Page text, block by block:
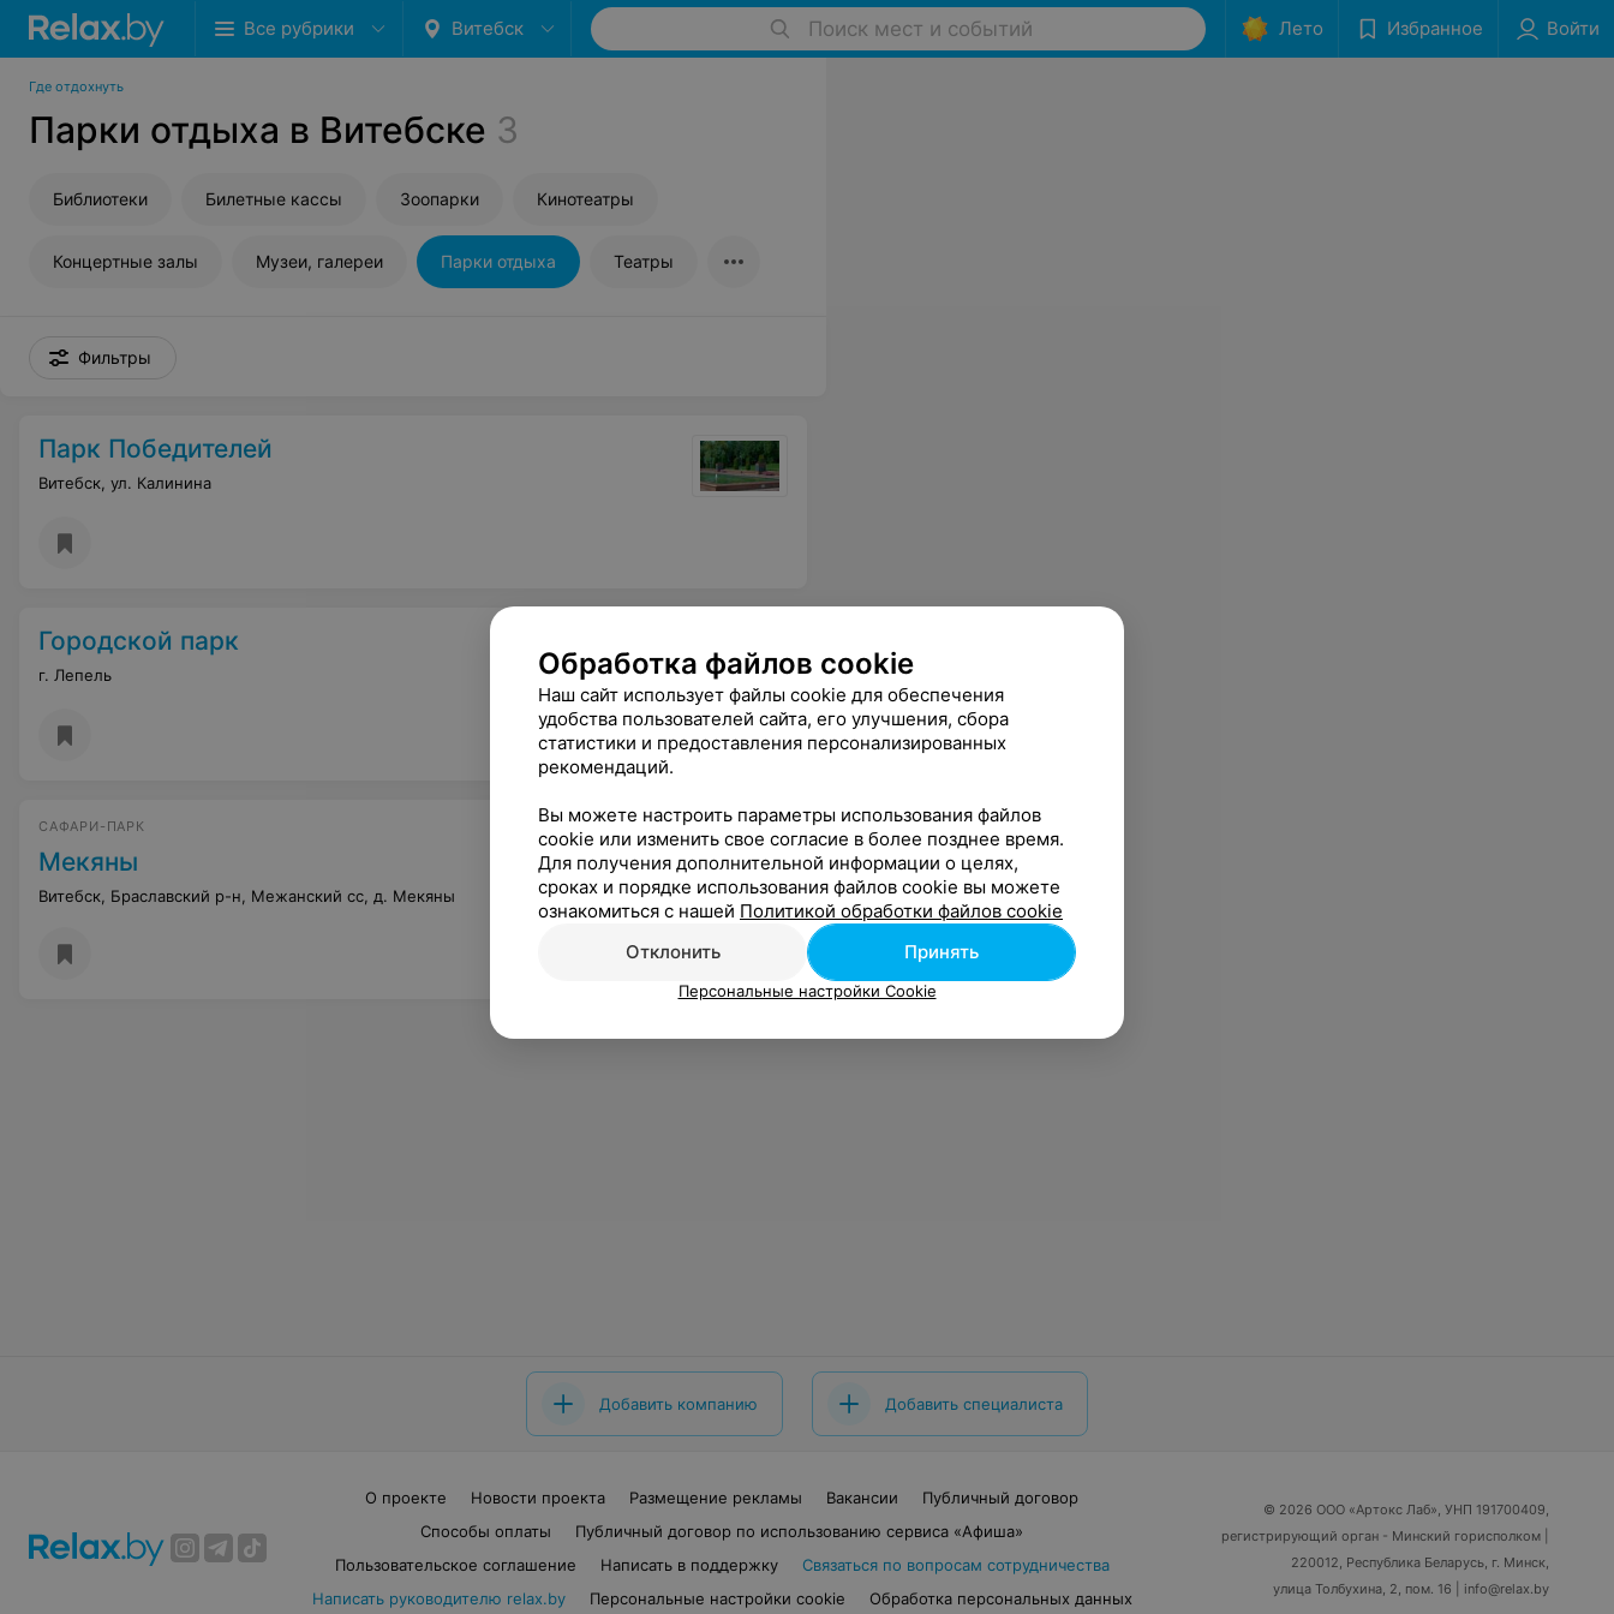
Все рубрики Витебск Поиск мест и событий Лето Избранное Войти
Где отдохнуть
Парки отдыха в Витебске 3
Библиотеки Билетные кассы Зоопарки Кинотеатры
Концертные залы Музеи, галереи Парки отдыха Театры
Фильтры
Парк Победителей
Витебск, ул. Калинина
Городской парк
г. Лепель
САФАРИ-ПАРК
Мекяны
Витебск, Браславский р-н, Межанский сс, д. Мекяны
Добавить компанию Добавить специалиста
О проекте Новости проекта Размещение рекламы Вакансии
Публичный договор
Способы оплаты
Публичный договор по использованию сервиса «Афиша»
Пользовательское соглашение
Написать в поддержку
Связаться по вопросам сотрудничества
Написать руководителю relax.by
Персональные настройки cookie Обработка персональных данных
© 2026 ООО «Артокс Лаб», УНП 191700409,
регистрирующий орган - Минский горисполком
220012, Республика Беларусь, г. Минск,
улица Толбухина, 2, пом. 16 | info@relax.by
Обработка файлов cookie
Наш сайт использует файлы cookie для обеспечения
удобства пользователей сайта, его улучшения, сбора
статистики и предоставления персонализированных
рекомендаций.
Вы можете настроить параметры использования файлов
cookie или изменить свое согласие в более позднее время.
Для получения дополнительной информации о целях,
сроках и порядке использования файлов cookie вы можете
ознакомиться с нашей Политикой обработки файлов cookie
Отклонить
Принять
Персональные настройки Cookie